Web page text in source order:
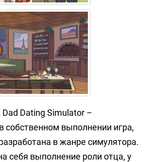
Dad Dating Simulator –
собственном выполнении игра,
в жанре симулятора.
себя выполнение роли отца, у